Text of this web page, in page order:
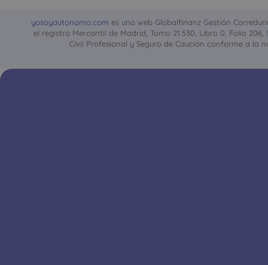
yosoyautonomo.com es una web Globalfinanz Gestión
el registro Mercantil de Madrid, Tomo 21.530, Libro 0, Folio 206,
Civil Profesional y Seguro de Caución conforme a la